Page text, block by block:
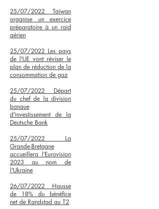
25/07/2022 Taïwan
organise un exercice
préparatoire à un raid
aérien
25/07/2022 Les pays
de l'UE vont réviser le
plan de réduction de la
consommation de gaz
25/07/2022 Départ
du chef de la division
banque
d'investissement de la
Deutsche Bank
25/07/2022 La
Grande-Bretagne
accueillera l'Eurovision
2023 au nom de
l'Ukraine
26/07/2022 Hausse
de 18% du bénéfice
net de Randstad au T2